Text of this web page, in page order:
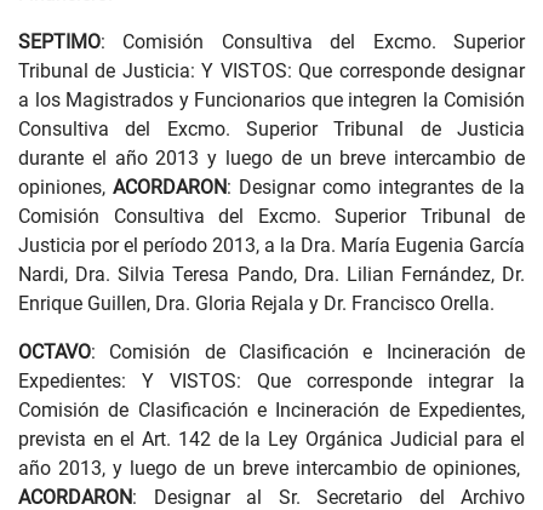
SEPTIMO: Comisión Consultiva del Excmo. Superior
Tribunal de Justicia: Y VISTOS: Que corresponde designar
a los Magistrados y Funcionarios que integren la Comisión
Consultiva del Excmo. Superior Tribunal de Justicia
durante el año 2013 y luego de un breve intercambio de
opiniones, ACORDARON: Designar como integrantes de la
Comisión Consultiva del Excmo. Superior Tribunal de
Justicia por el período 2013, a la Dra. María Eugenia García
Nardi, Dra. Silvia Teresa Pando, Dra. Lilian Fernández, Dr.
Enrique Guillen, Dra. Gloria Rejala y Dr. Francisco Orella.
OCTAVO: Comisión de Clasificación e Incineración de
Expedientes: Y VISTOS: Que corresponde integrar la
Comisión de Clasificación e Incineración de Expedientes,
prevista en el Art. 142 de la Ley Orgánica Judicial para el
año 2013, y luego de un breve intercambio de opiniones,
ACORDARON: Designar al Sr. Secretario del Archivo